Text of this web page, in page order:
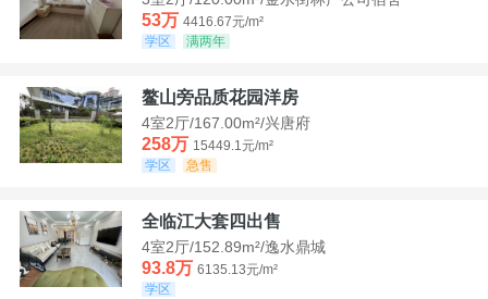
53万 4416.67元/m²
学区
满两年
鳌山旁品质花园洋房
4室2厅/167.00m²/兴唐府
258万 15449.1元/m²
学区
急售
全临江大套四出售
4室2厅/152.89m²/逸水鼎城
93.8万 6135.13元/m²
学区